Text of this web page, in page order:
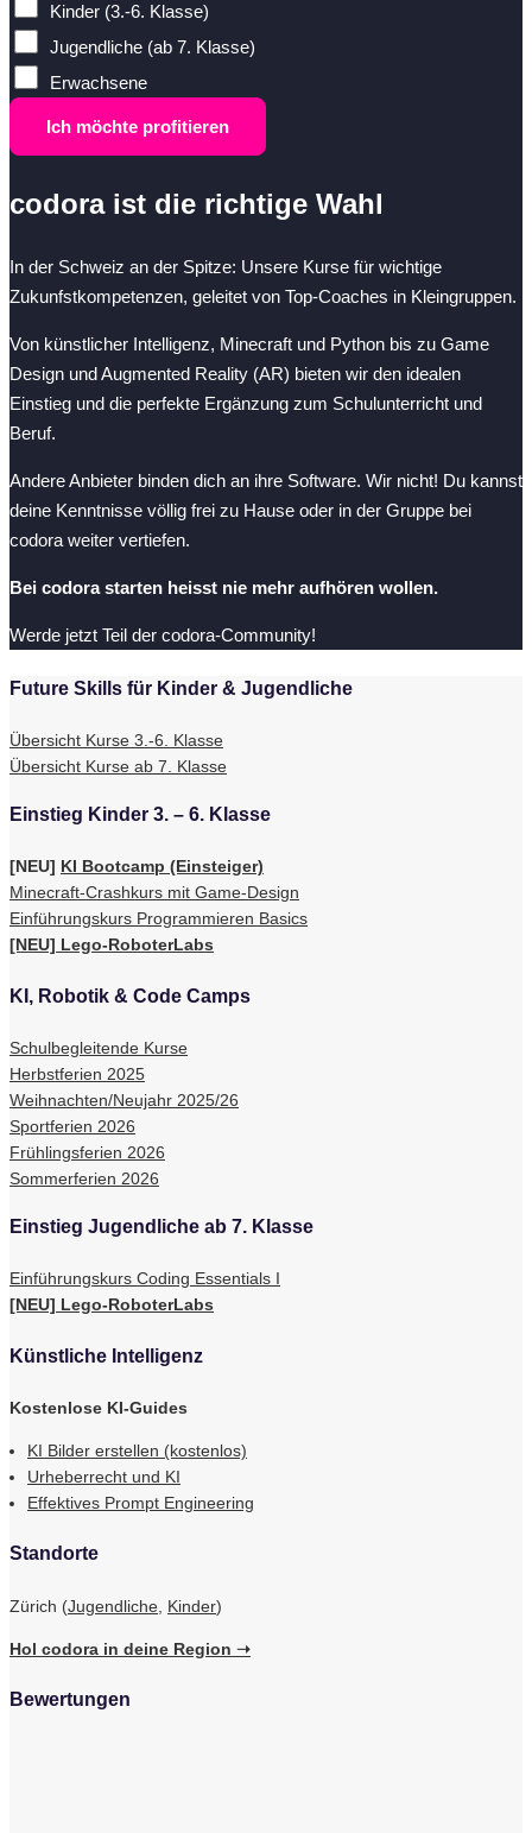
Kinder (3.-6. Klasse)
Jugendliche (ab 7. Klasse)
Erwachsene
Ich möchte profitieren
codora ist die richtige Wahl
In der Schweiz an der Spitze: Unsere Kurse für wichtige
Zukunfstkompetenzen, geleitet von Top-Coaches in Kleingruppen.
Von künstlicher Intelligenz, Minecraft und Python bis zu Game
Design und Augmented Reality (AR) bieten wir den idealen
Einstieg und die perfekte Ergänzung zum Schulunterricht und
Beruf.
Andere Anbieter binden dich an ihre Software. Wir nicht! Du kannst
deine Kenntnisse völlig frei zu Hause oder in der Gruppe bei
codora weiter vertiefen.
Bei codora starten heisst nie mehr aufhören wollen.
Werde jetzt Teil der codora-Community!
Future Skills für Kinder & Jugendliche
Übersicht Kurse 3.-6. Klasse
Übersicht Kurse ab 7. Klasse
Einstieg Kinder 3. – 6. Klasse
[NEU] KI Bootcamp (Einsteiger)
Minecraft-Crashkurs mit Game-Design
Einführungskurs Programmieren Basics
[NEU] Lego-RoboterLabs
KI, Robotik & Code Camps
Schulbegleitende Kurse
Herbstferien 2025
Weihnachten/Neujahr 2025/26
Sportferien 2026
Frühlingsferien 2026
Sommerferien 2026
Einstieg Jugendliche ab 7. Klasse
Einführungskurs Coding Essentials I
[NEU] Lego-RoboterLabs
Künstliche Intelligenz
Kostenlose KI-Guides
KI Bilder erstellen (kostenlos)
Urheberrecht und KI
Effektives Prompt Engineering
Standorte
Zürich (Jugendliche Kinder)
Hol codora in deine Region ➝
Bewertungen